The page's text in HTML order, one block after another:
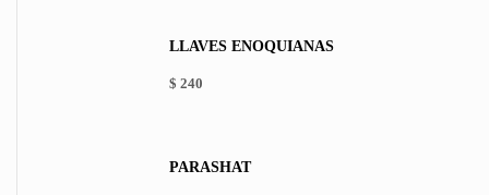
LLAVES ENOQUIANAS
$ 240
PARASHAT